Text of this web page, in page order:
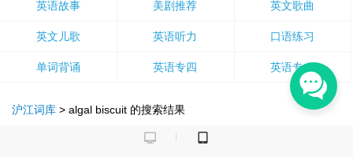
英语故事 美剧推荐 英文歌曲
英文儿歌 英语听力 口语练习
单词背诵 英语专四 英语专八
沪江词库 > algal biscuit 的搜索结果